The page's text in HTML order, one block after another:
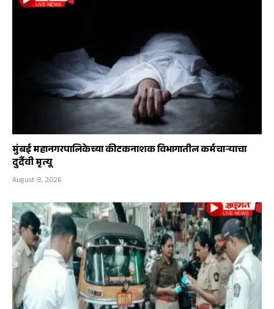
मुंबई महानगरपालिकेच्या कीटकनाशक विभागातील कर्मचाऱ्याचा
दुर्दैवी मृत्यू
August 8, 2026